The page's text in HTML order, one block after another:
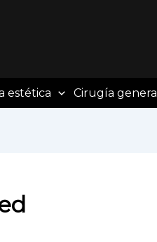
estética Cirugía general